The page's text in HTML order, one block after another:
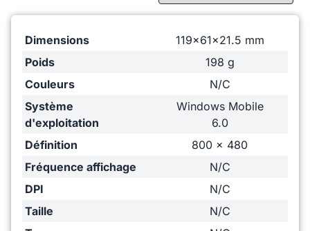
Dimensions
119x61x21.5 mm
Poids
198 g
Couleurs
N/C
Système
d'exploitation
Windows Mobile
6.0
Définition
800 x 480
Fréquence affichage
N/C
DPI
N/C
Taille
N/C